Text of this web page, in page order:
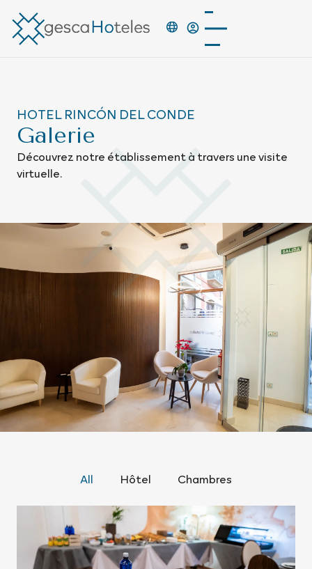
HOTEL RINCÓN DEL CONDE
Galerie
Découvrez notre établissement à travers une visite
virtuelle.
All Hôtel Chambres